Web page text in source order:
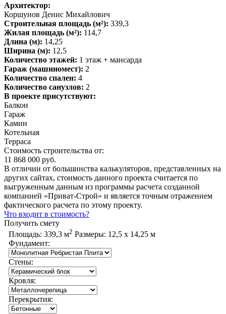
Архитектор:
Коршунов Денис Михайлович
Строительная площадь (м²): 339,3
Жилая площадь (м²): 114,7
Длина (м): 14,25
Ширина (м): 12,5
Количество этажей: 1 этаж + мансарда
Гараж (машиномест): 2
Количество спален: 4
Количество санузлов: 2
В проекте присутствуют:
Балкон
Гараж
Камин
Котельная
Терраса
Стоимость строительства от:
11 868 000 руб.
В отличии от большинства калькуляторов, представленных на
других сайтах, стоимость данного проекта считается по
выгруженным данным из программы расчета созданной
компанией «Приват-Строй» и является точным отражением
фактического расчета по этому проекту.
Что входит в стоимость?
Получить смету
Площадь: 339,3 м2 Размеры: 12,5 х 14,25 м
Фундамент:
Стены:
Кровля:
Перекрытия: